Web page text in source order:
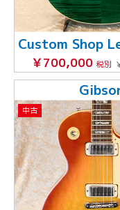
￥700,000税別
中古